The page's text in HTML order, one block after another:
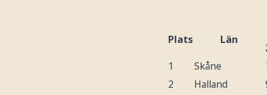
Plats Län
1
Skåne
2
Halland